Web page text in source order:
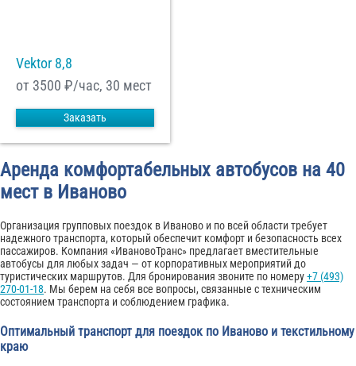
Vektor 8,8
от 3500 ₽/час, 30 мест
Заказать
Аренда комфортабельных автобусов на 40
мест в Иваново
Организация групповых поездок в Иваново и по всей области требует
надежного транспорта, который обеспечит комфорт и безопасность всех
пассажиров. Компания «ИвановоТранс» предлагает вместительные
автобусы для любых задач — от корпоративных мероприятий до
туристических маршрутов. Для бронирования звоните по номеру+7 (493)
270-01-18. Мы берем на себя все вопросы, связанные с техническим
состоянием транспорта и соблюдением графика.
Оптимальный транспорт для поездок по Иваново и текстильному
краю